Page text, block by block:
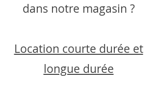
dans notre magasin ?
Location courte durée et
longue durée